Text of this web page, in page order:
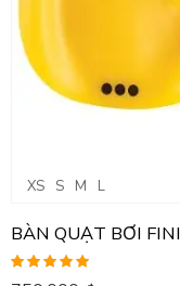
XS S M L
BÀN QUẠT BƠI
Được xếp